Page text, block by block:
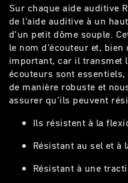
Sur chaque aide auditive
de l'aide auditive à un
d'un petit dôme souple.
le nom d'écouteur et,
important, car il transmet
écouteurs sont
de manière robuste et
assurer qu'ils peuvent
Ils résistent à la
Résistant au sel et à
Résistant à une